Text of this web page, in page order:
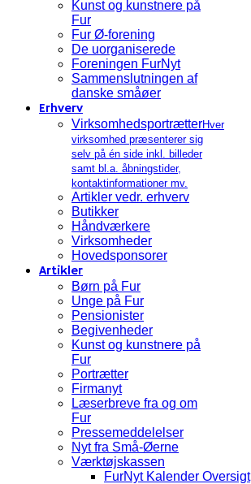
Kunst og kunstnere på
Fur
Fur Ø-forening
De uorganiserede
Foreningen FurNyt
Sammenslutningen af
danske småøer
Erhverv
VirksomhedsportrætterHver
virksomhed præsenterer sig
selv på én side inkl. billeder
samt bl.a. åbningstider,
kontaktinformationer mv.
Artikler vedr. erhverv
Butikker
Håndværkere
Virksomheder
Hovedsponsorer
Artikler
Børn på Fur
Unge på Fur
Pensionister
Begivenheder
Kunst og kunstnere på
Fur
Portrætter
Firmanyt
Læserbreve fra og om
Fur
Pressemeddelelser
Nyt fra Små-Øerne
Værktøjskassen
FurNyt Kalender Oversigt